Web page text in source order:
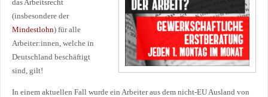
das Arbeitsrecht
(insbesondere der
Mindestlohn) für alle
Arbeiter:innen, welche in
Deutschland beschäftigt
sind, gilt!
In einem aktuellen Fall wurde ein Arbeiter aus dem nicht-EU Ausland von